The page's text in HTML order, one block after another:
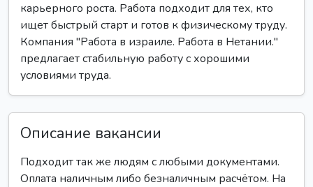
карьерного роста. Работа подходит для тех, кто
ищет быстрый старт и готов к физическому труду.
Компания "Работа в израиле. Работа в Нетании."
предлагает стабильную работу с хорошими
условиями труда.
Описание вакансии
Подходит так же людям с любыми документами.
Оплата наличным либо безналичным расчётом. На